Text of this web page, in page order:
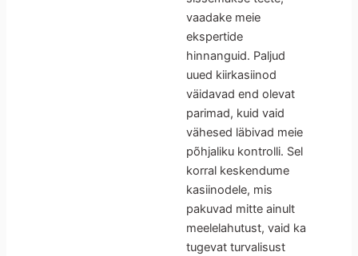
vaadake meie
ekspertide
hinnanguid. Paljud
uued kiirkasiinod
väidavad end olevat
parimad, kuid vaid
vähesed läbivad meie
põhjaliku kontrolli. Sel
korral keskendume
kasiinodele, mis
pakuvad mitte ainult
meelelahutust, vaid ka
tugevat turvalisust